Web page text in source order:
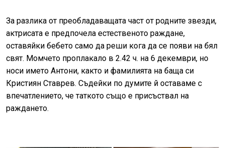
За разлика от преобладаващата част от родните звезди,
актрисата е предпочела естественото раждане,
оставяйки бебето само да реши кога да се появи на бял
свят. Момчето проплакало в 2.42 ч. на 6 декември, но
носи името Антони, както и фамилията на баща си
Кристиян Ставрев. Съдейки по думите й оставаме с
впечатлението, че таткото също е присъствал на
раждането.